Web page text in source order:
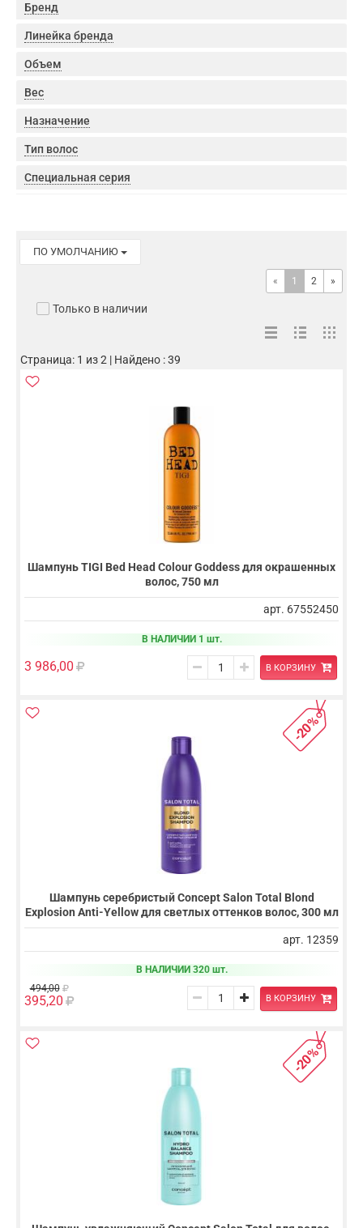
Бренд
Линейка бренда
Объем
Вес
Назначение
Тип волос
Специальная серия
ПО УМОЛЧАНИЮ
« 1 2 »
Только в наличии
Страница: 1 из 2 | Найдено : 39
Шампунь TIGI Bed Head Colour Goddess для окрашенных
волос, 750 мл
арт. 67552450
В НАЛИЧИИ 1 шт.
3 986,00 В КОРЗИНУ
-20%
Шампунь серебристый Concept Salon Total Blond
Explosion Anti-Yellow для светлых оттенков волос, 300 мл
арт. 12359
В НАЛИЧИИ 320 шт.
494,00
395,20 В КОРЗИНУ
-20%